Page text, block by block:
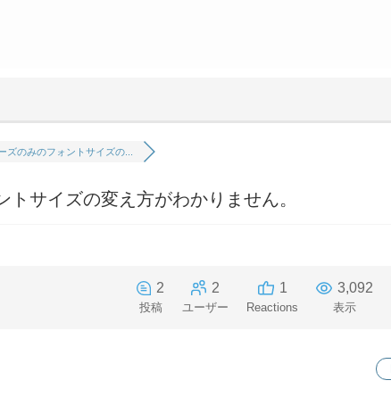
ズのみのフォントサイズの...
サイズの変え方がわかりません。
2
投稿
2
ユーザー
1
Reactions
3,092
表示